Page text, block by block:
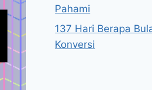
Pahami
137 Hari Berapa
Konversi